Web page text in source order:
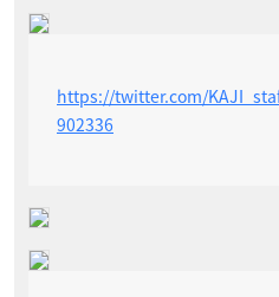
https://twitter.com/
902336